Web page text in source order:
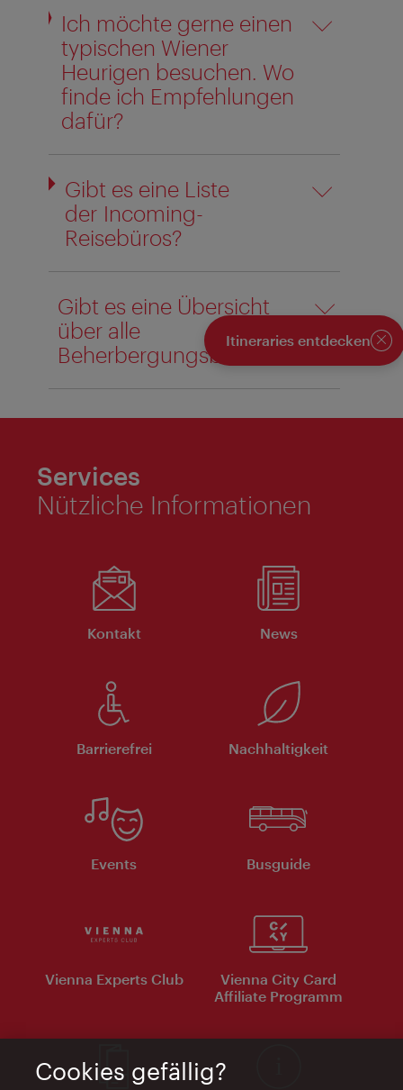
Ich möchte gerne einen
typischen Wiener
Heurigen besuchen. Wo
finde ich Empfehlungen
dafür?
Gibt es eine Liste
der Incoming-
Reisebüros?
Gibt es eine Übersicht
über alle
Beherbergungsbetriebe?
Itineraries entdecken
Services
Nützliche Informationen
Kontakt News
Barrierefrei Nachhaltigkeit
Events Busguide
Vienna Experts Club
Vienna City Card
Affiliate Programm
Cookies gefällig?